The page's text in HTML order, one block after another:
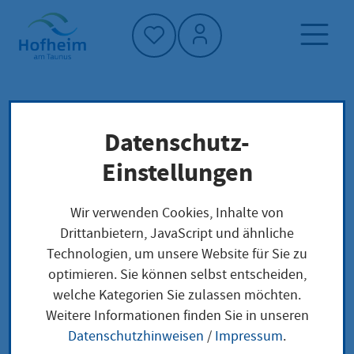
Startseite"
Dienstleistung-Finder
Lokale Anliegen
Erbvertrag
Erbvertrag
Leistungsbeschreibung
Neben der Errichtung eines Testaments gibt es auch
Datenschutz-
Einstellungen
Wir verwenden Cookies, Inhalte von
Drittanbietern, JavaScript und ähnliche
Technologien, um unsere Website für Sie zu
optimieren. Sie können selbst entscheiden,
welche Kategorien Sie zulassen möchten.
Weitere Informationen finden Sie in unseren
Datenschutzhinweisen / Impressum.